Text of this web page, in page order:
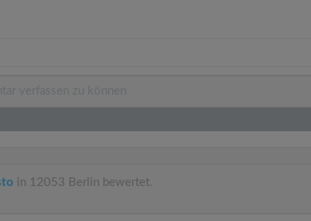
in 12053 Berlin bewertet.